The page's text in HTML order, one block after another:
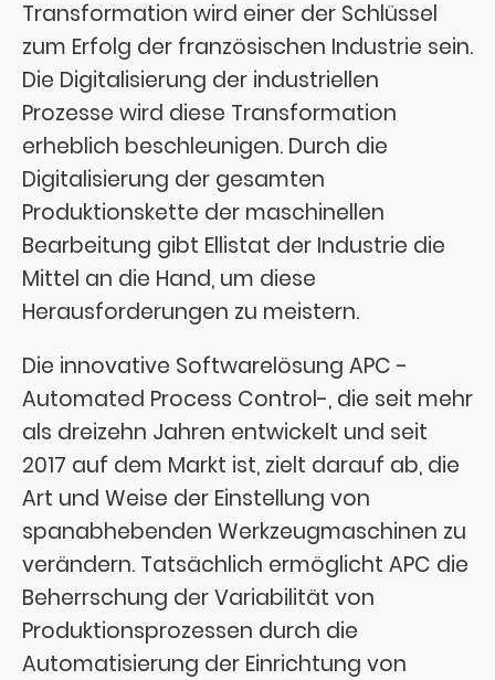
Transformation wird einer der Schlüssel
zum Erfolg der französischen Industrie sein.
Die Digitalisierung der industriellen
Prozesse wird diese Transformation
erheblich beschleunigen. Durch die
Digitalisierung der gesamten
Produktionskette der maschinellen
Bearbeitung gibt Ellistat der Industrie die
Mittel an die Hand, um diese
Herausforderungen zu meistern.
Die innovative Softwarelösung APC -
Automated Process Control-, die seit mehr
als dreizehn Jahren entwickelt und seit
2017 auf dem Markt ist, zielt darauf ab, die
Art und Weise der Einstellung von
spanabhebenden Werkzeugmaschinen zu
verändern. Tatsächlich ermöglicht APC die
Beherrschung der Variabilität von
Produktionsprozessen durch die
Automatisierung der Einrichtung von